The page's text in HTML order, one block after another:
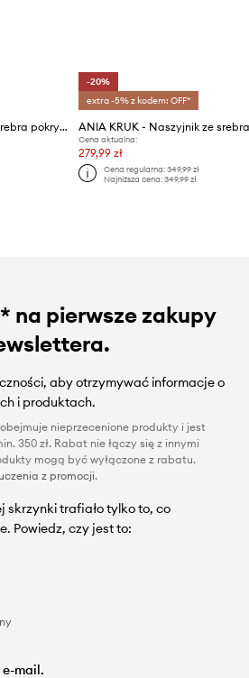
ANIA KRUK naszyjnik ze srebra pokrytego złotem VINTAGE
-20%
extra -5% z kodem: OFF*
Cena aktualna:
279,99 zł
Cena regularna: 349,99 zł
Najniższa cena: 349,99 zł
na pierwsze zakupy
aby otrzymywać informacje o
i produktach.
nieprzecenione produkty i jest
350 zł. Rabat nie łączy się z innymi
mogą być wyłączone z rabatu.
z promocji.
skrzynki trafiało tylko to, co
Powiedz, czy jest to: